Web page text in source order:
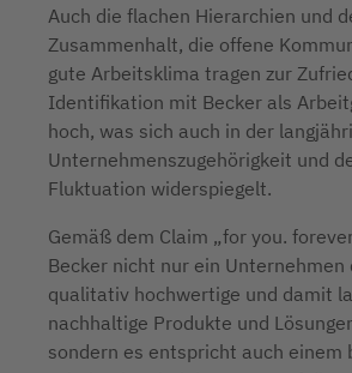
Auch die flachen Hierarchien und
Zusammenhalt, die offene
gute Arbeitsklima tragen zur
Identifikation mit Becker als
hoch, was sich auch in der
Unternehmenszugehörigkeit und
Fluktuation widerspiegelt.
Gemäß dem Claim „for you.
Becker nicht nur ein Unternehmen
qualitativ hochwertige und damit
nachhaltige Produkte und
sondern es entspricht auch einem